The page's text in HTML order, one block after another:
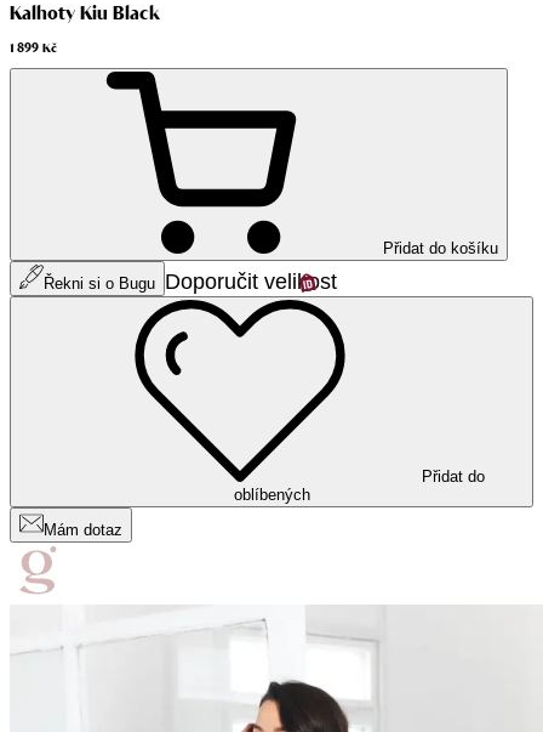
Kalhoty Kiu Black
1 899 Kč
Přidat do košíku
Řekni si o Bugu Doporučit velikost
Přidat do
oblíbených
Mám dotaz